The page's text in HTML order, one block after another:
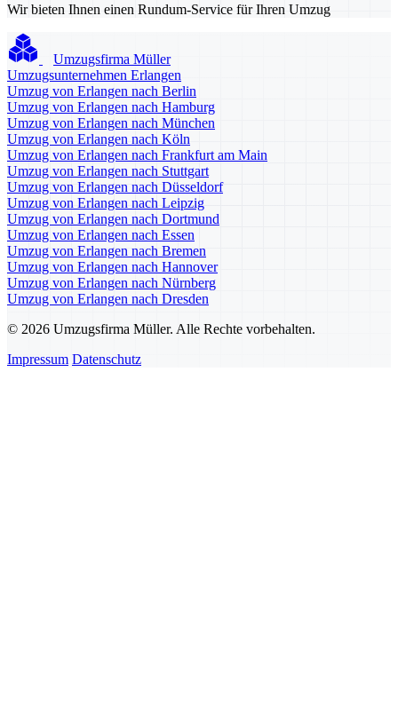
Wir bieten Ihnen einen Rundum-Service für Ihren Umzug
Umzugsfirma Müller
Umzugsunternehmen Erlangen
Umzug von Erlangen nach Berlin
Umzug von Erlangen nach Hamburg
Umzug von Erlangen nach München
Umzug von Erlangen nach Köln
Umzug von Erlangen nach Frankfurt am Main
Umzug von Erlangen nach Stuttgart
Umzug von Erlangen nach Düsseldorf
Umzug von Erlangen nach Leipzig
Umzug von Erlangen nach Dortmund
Umzug von Erlangen nach Essen
Umzug von Erlangen nach Bremen
Umzug von Erlangen nach Hannover
Umzug von Erlangen nach Nürnberg
Umzug von Erlangen nach Dresden
© 2026 Umzugsfirma Müller. Alle Rechte vorbehalten.
Impressum Datenschutz